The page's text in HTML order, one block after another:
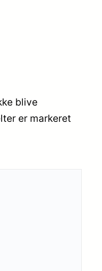
blive
er markeret